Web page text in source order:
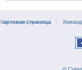
страница